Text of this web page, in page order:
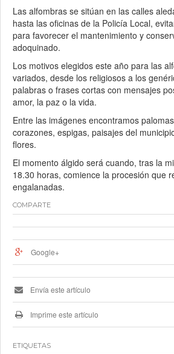
Las alfombras se sitúan en las calles
hasta las oficinas de la Policía Local,
para favorecer el mantenimiento y
adoquinado.
Los motivos elegidos este año para las
variados, desde los religiosos a los
palabras o frases cortas con mensajes
amor, la paz o la vida.
Entre las imágenes encontramos
corazones, espigas, paisajes del
flores.
El momento álgido será cuando, tras la
18.30 horas, comience la procesión que
engalanadas.
COMPARTE
Google+
Envía este artículo
Imprime este artículo
ETIQUETAS